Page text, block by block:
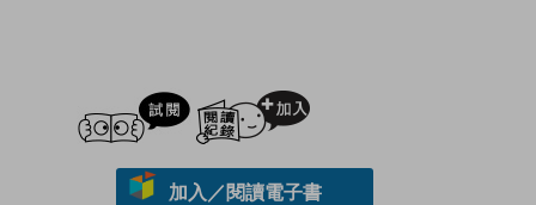
試閲
加入／閱讀電子書